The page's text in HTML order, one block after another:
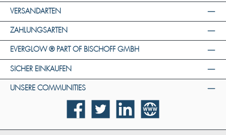
VERSANDARTEN
ZAHLUNGSARTEN
EVERGLOW ® PART OF BISCHOFF GMBH
SICHER EINKAUFEN
UNSERE COMMUNITIES
FacebookTwitter LinkedIn Website